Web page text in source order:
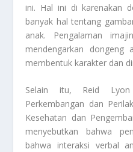
ini. Hal ini di karenakan
banyak hal tentang
anak. Pengalaman
mendengarkan dongeng
membentuk karakter dan
Selain itu, Reid Lyon
Perkembangan dan
Kesehatan dan
menyebutkan bahwa
bahwa interaksi verbal